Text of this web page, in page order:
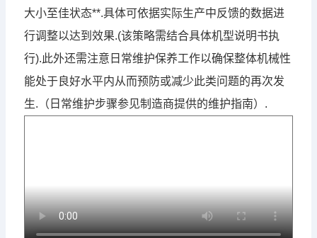
大小至佳状态**.具体可依据实际生产中反馈的数据进
行调整以达到效果.(该策略需结合具体机型说明书执
行).此外还需注意日常维护保养工作以确保整体机械性
能处于良好水平内从而预防或减少此类问题的再次发
生.（日常维护步骤参见制造商提供的维护指南）.